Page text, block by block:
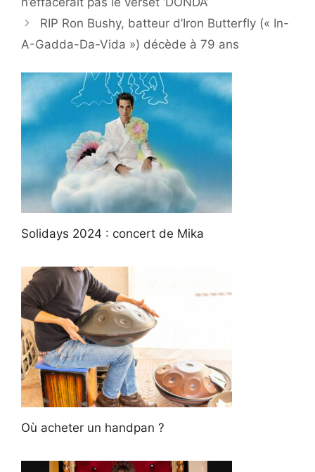
RIP Ron Bushy, batteur d’Iron Butterfly (« In-
A-Gadda-Da-Vida ») décède à 79 ans
Solidays 2024 : concert de Mika
Où acheter un handpan ?